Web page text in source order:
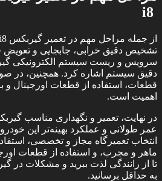
تشخیص دقیق خرابی، جابجایی و تعویض
سرویس و ریست سیستم الکترونیکی
دقیق سیستم اشاره کرد. همچنین، در
قطعات، استفاده از قطعات اورجینال و
اهمیت است.
عمر طولانی و عملکرد بهینه‌تر این
انتخاب تعمیرگاه مجاز و تخصصی،
ماهر و مجرب، و استفاده از قطعات
به حداقل برسانید.